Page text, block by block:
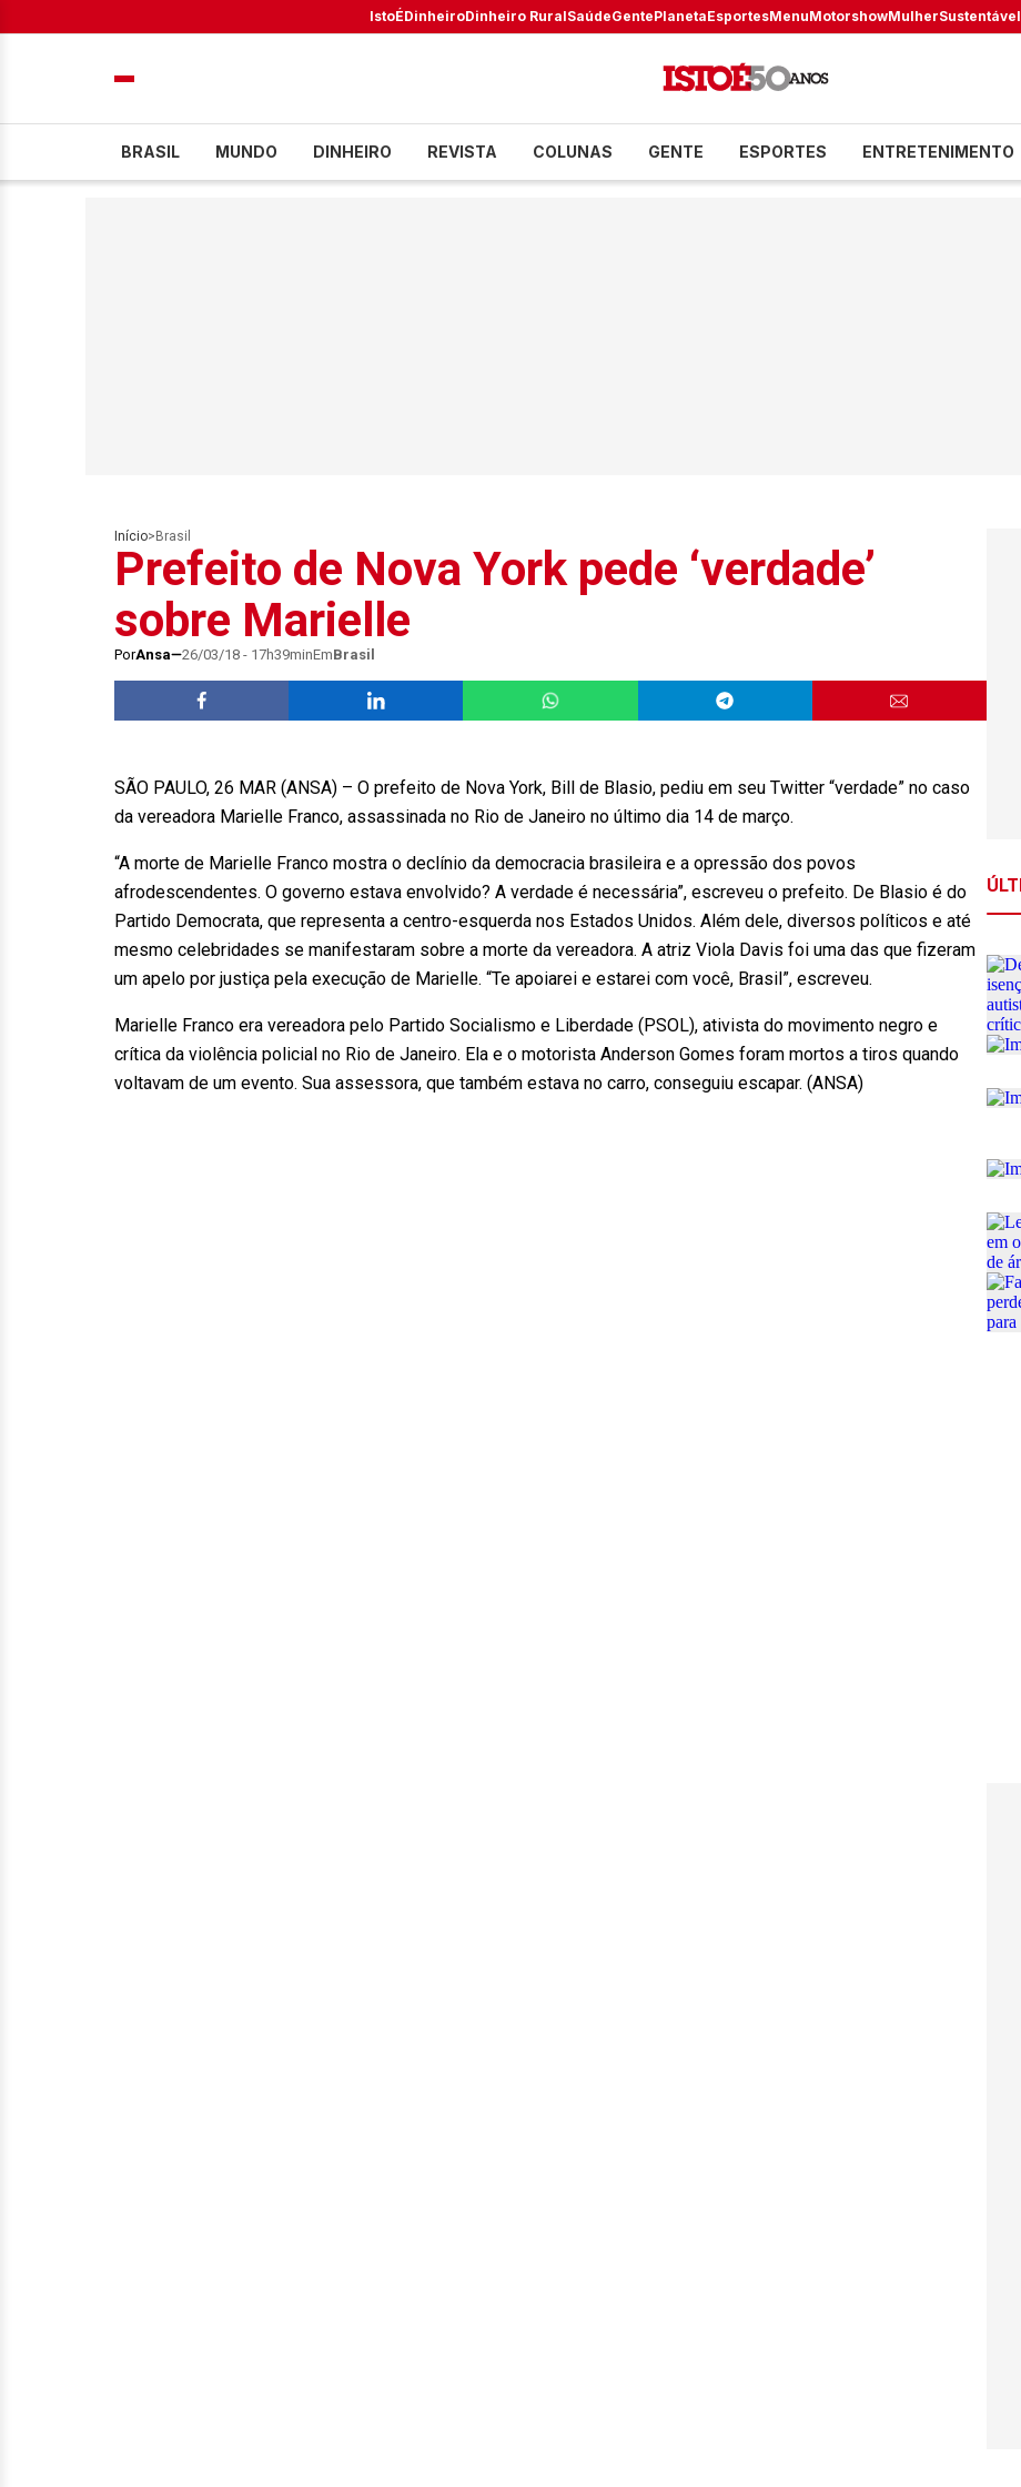
IstoÉDinheiroDinheiro RuralSaúdeGentePlanetaEsportesMenuMotorshowMulherSustentável
BRASIL MUNDO DINHEIRO REVISTA COLUNAS GENTE ESPORTES ENTRETENIMENTO
Início> Brasil
Prefeito de Nova York pede ‘verdade’
sobre Marielle
PorAnsa 26/03/18 - 17h39minEmBrasil
SÃO PAULO, 26 MAR (ANSA) – O prefeito de Nova York, Bill de Blasio, pediu em seu Twitter “verdade” no caso
da vereadora Marielle Franco, assassinada no Rio de Janeiro no último dia 14 de março.
“A morte de Marielle Franco mostra o declínio da democracia brasileira e a opressão dos povos
afrodescendentes. O governo estava envolvido? A verdade é necessária”, escreveu o prefeito. De Blasio é do
Partido Democrata, que representa a centro-esquerda nos Estados Unidos. Além dele, diversos políticos e até
mesmo celebridades se manifestaram sobre a morte da vereadora. A atriz Viola Davis foi uma das que fizeram
um apelo por justiça pela execução de Marielle. “Te apoiarei e estarei com você, Brasil”, escreveu.
Marielle Franco era vereadora pelo Partido Socialismo e Liberdade (PSOL), ativista do movimento negro e
crítica da violência policial no Rio de Janeiro. Ela e o motorista Anderson Gomes foram mortos a tiros quando
voltavam de um evento. Sua assessora, que também estava no carro, conseguiu escapar. (ANSA)